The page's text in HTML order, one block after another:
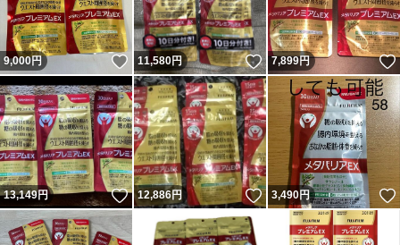
9,000円 いいね！
11,580円 いいね！
7,899円
13,149円 いいね！
12,886円 いいね！
3,490円